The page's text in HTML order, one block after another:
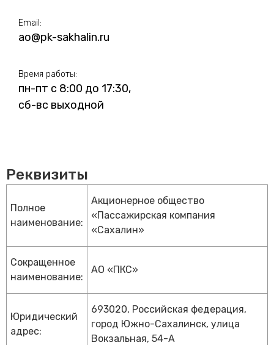
Email:
ao@pk-sakhalin.ru
Время работы:
пн-пт с 8:00 до 17:30,
сб-вс выходной
Реквизиты
Полное
наименование:
Акционерное общество
«Пассажирская компания
«Сахалин»
Сокращенное
наименование:
АО «ПКС»
Юридический
адрес:
693020, Российская федерация,
город Южно-Сахалинск, улица
Вокзальная, 54-А